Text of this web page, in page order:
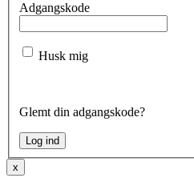
Adgangskode
Husk mig
Glemt din adgangskode?
x